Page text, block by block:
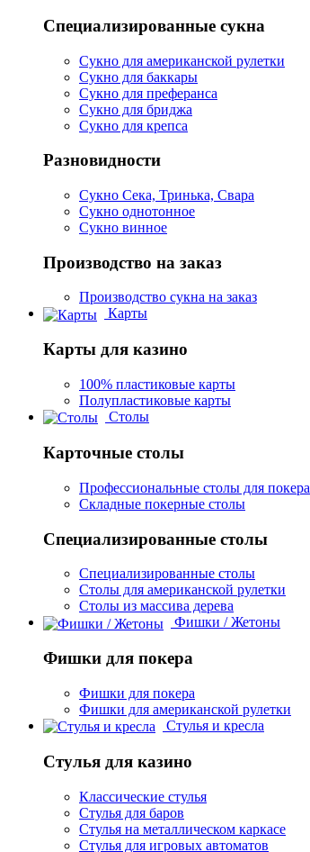
Специализированные сукна
Сукно для американской рулетки
Сукно для баккары
Сукно для преферанса
Сукно для бриджа
Сукно для крепса
Разновидности
Сукно Сека, Тринька, Свара
Сукно однотонное
Сукно винное
Производство на заказ
Производство сукна на заказ
Карты
Карты для казино
100% пластиковые карты
Полупластиковые карты
Столы
Карточные столы
Профессиональные столы для покера
Складные покерные столы
Специализированные столы
Специализированные столы
Столы для американской рулетки
Столы из массива дерева
Фишки / Жетоны
Фишки для покера
Фишки для покера
Фишки для американской рулетки
Стулья и кресла
Стулья для казино
Классические стулья
Стулья для баров
Стулья на металлическом каркасе
Стулья для игровых автоматов